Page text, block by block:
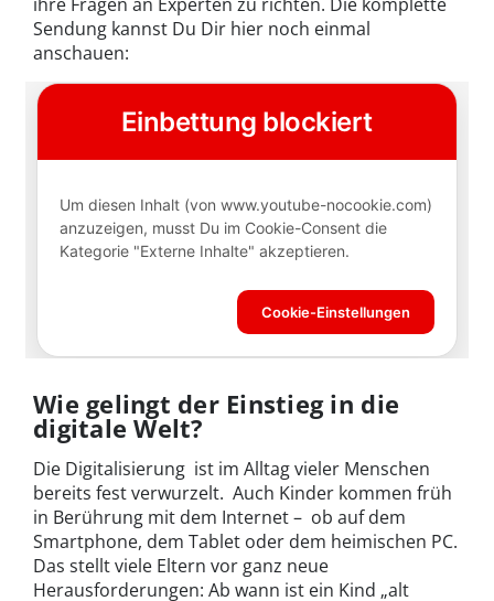
Sendung kannst Du Dir hier noch einmal
anschauen:
Wie gelingt der Einstieg in die
digitale Welt?
Die Digitalisierung ist im Alltag vieler Menschen
bereits fest verwurzelt. Auch Kinder kommen früh
in Berührung mit dem Internet – ob auf dem
Smartphone, dem Tablet oder dem heimischen PC.
Das stellt viele Eltern vor ganz neue
Herausforderungen: Ab wann ist ein Kind „alt